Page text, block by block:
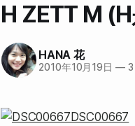
H ZETT M
HANA 花
2010年10月19日 —3